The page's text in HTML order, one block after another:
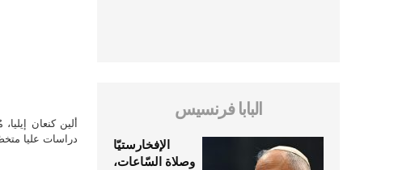
ألين كنعان
دراسات عليا
البابا فرنسيس
الإفخارستيّا
وصلاة السّاعات،